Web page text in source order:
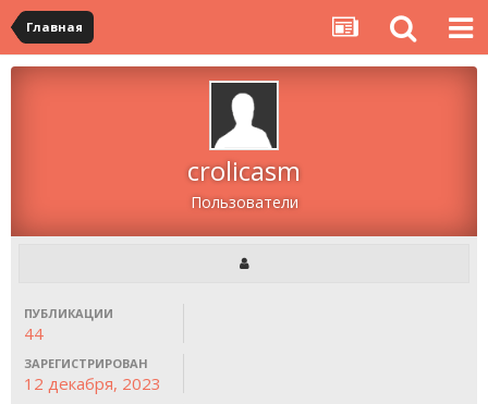
Главная
crolicasm
Пользователи
ПУБЛИКАЦИИ
44
ЗАРЕГИСТРИРОВАН
12 декабря, 2023